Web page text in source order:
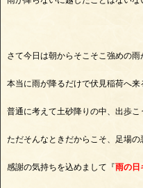
さて今日は朝からそこそこ強めの雨
本当に雨が降るだけで伏見稲荷へ来
普通に考えて土砂降りの中、出歩
ただそんなときだからこそ、足場
感謝の気持ちを込めまして『雨の日